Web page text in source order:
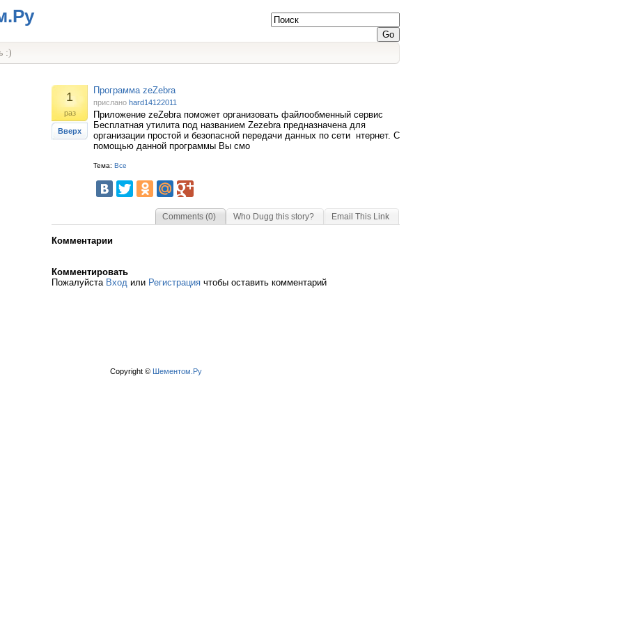
:)
1
раз
Вверх
Программа zeZebra
прислано hard14122011
Приложение zeZebra поможет организовать файлообменный сервис
Бесплатная утилита под названием Zezebra предназначена для
организации простой и безопасной передачи данных по сети нтернет. С
помощью данной программы Вы смо
Тема: Все
Comments (0) Who Dugg this story? Email This Link
Комментарии
Комментировать
Пожалуйста Вход или Регистрация чтобы оставить комментарий
Copyright © Шементом.Ру